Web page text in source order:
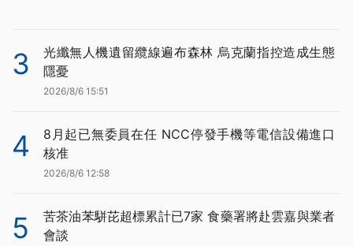
3
光纖無人機遺留纜線遍布森林 烏克蘭指控造成生態
隱憂
2026/8/6 15:51
4
8月起已無委員在任 NCC停發手機等電信設備進口
核准
2026/8/6 12:58
5
苦茶油苯駢芘超標累計已7家 食藥署將赴雲嘉與業者
會談